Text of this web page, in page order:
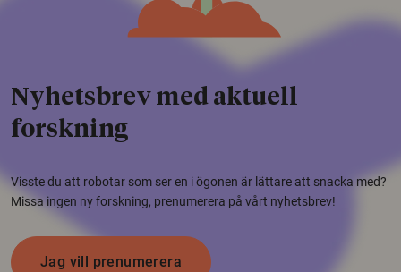
Nyhetsbrev med aktuell
forskning
Visste du att robotar som ser en i ögonen är lättare att snacka med?
Missa ingen ny forskning, prenumerera på vårt nyhetsbrev!
Jag vill prenumerera